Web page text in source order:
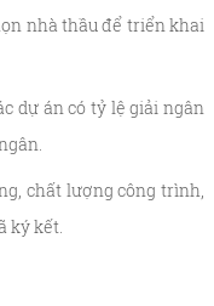
nhà thầu để triển khai
dự án có tỷ lệ giải ngân
chất lượng công trình,
ký kết.